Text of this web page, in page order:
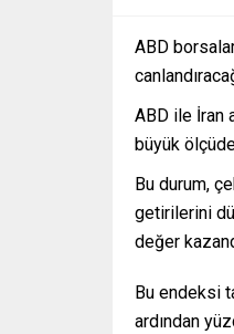
ABD
ABD ile İran
büyük
Bu durum,
getirilerini
değer
Bu endeksi
ardından